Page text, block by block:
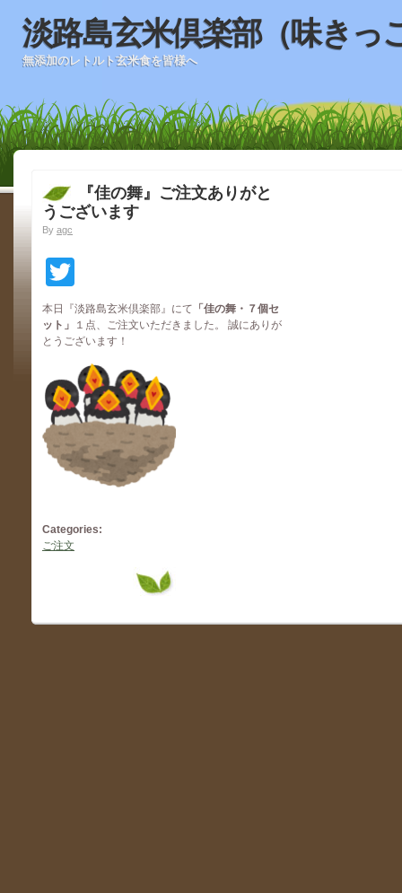
淡路島玄米倶楽部（味きっ
無添加のレトルト玄米食を皆様へ
『佳の舞』ご注文ありがと
うございます
By agc
本日『淡路島玄米倶楽部』にて 「佳の舞・７個セ
ット 」
１点、ご注文いただきました。 誠にありが
とうございます！
Categories:
ご注文